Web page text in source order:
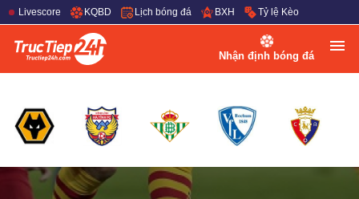
Livescore KQBD Lịch bóng đá BXH Tỷ lệ Kèo
Nhận định bóng đá